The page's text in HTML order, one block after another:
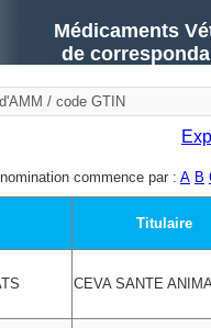
Médicaments
de
/ code GTIN
commence par : A B
Titulaire
CEVA SANTE